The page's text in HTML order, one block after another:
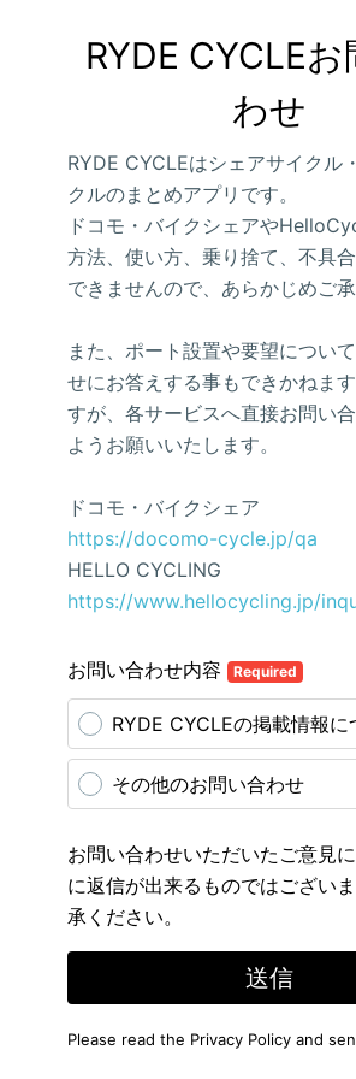
RYDE CYCLE
わせ
RYDE CYCLEはシェアサイクル
クルのまとめアプリです。
ドコモ・バイクシェアや
方法、使い方、乗り捨て、不具
できませんので、あらかじめご承
また、ポート設置や要望につい
せにお答えする事もできかねま
すが、各サービスへ直接お問い
ようお願いいたします。
ドコモ・バイクシェア
https://docomo-cycle.jp/qa
HELLO CYCLING
https://www.hellocycling.jp/
お問い合わせ内容 Required
RYDE CYCLEの掲載情報に
その他のお問い合わせ
お問い合わせいただいたご意見
に返信が出来るものではござい
承ください。
送信
Please read the Privacy Policy and